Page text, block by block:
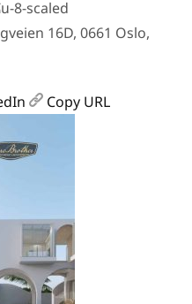
-8-scaled
16D, 0661 Oslo,
Copy URL